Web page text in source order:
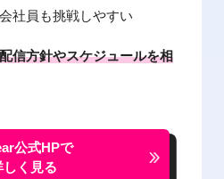
社員も挑戦しやすい
配信方針やスケジュールを相
公式HPで
しく見る